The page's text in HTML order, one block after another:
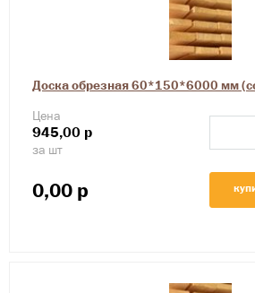
Доска обрезная 60*150*6000 мм
Цена
945,00 р
за шт
0,00 р